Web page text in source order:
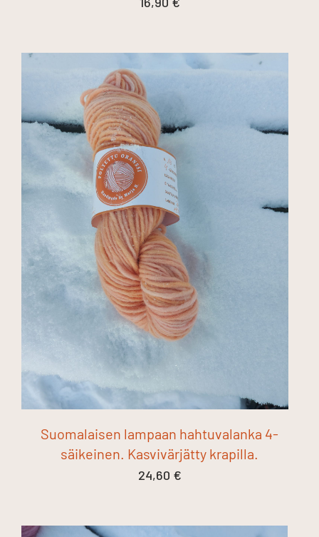
Suomalaisen lampaan hahtuvalanka 4-
säikeinen. Kasvivärjätty krapilla.
24,60 €